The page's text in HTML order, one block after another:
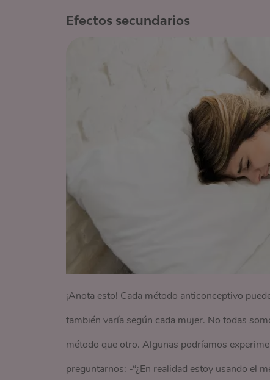
Efectos secundarios
¡Anota esto! Cada método anticonceptivo
también varía según cada mujer. No todas
método que otro. Algunas podríamos
preguntarnos: -“¿En realidad estoy usando el